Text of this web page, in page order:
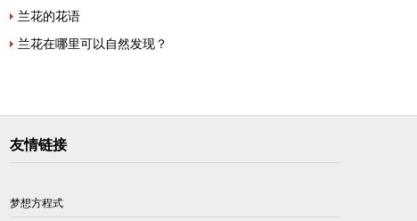
兰花的花语
兰花在哪里可以自然发现？
友情链接
梦想方程式